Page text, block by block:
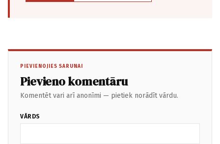
PIEVIENOJIES SARUNAI
Pievieno komentāru
Komentēt vari arī anonīmi — pietiek norādīt vārdu.
VĀRDS